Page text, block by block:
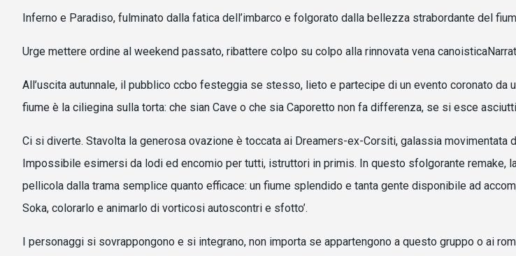
Inferno e Paradiso, fulminato dalla fatica dell’imbarco e folgorato dalla bellezza strabordante del
Urge mettere ordine al weekend passato, ribattere colpo su colpo alla rinnovata vena
All’uscita autunnale, il pubblico ccbo festeggia se stesso, lieto e partecipe di un evento coronato
fiume è la ciliegina sulla torta: che sian Cave o che sia Caporetto non fa differenza, se si esce
Ci si diverte. Stavolta la generosa ovazione è toccata ai Dreamers-ex-Corsiti, galassia movimentata
Impossibile esimersi da lodi ed encomio per tutti, istruttori in primis. In questo sfolgorante remake,
pellicola dalla trama semplice quanto efficace: un fiume splendido e tanta gente disponibile ad
Soka, colorarlo e animarlo di vorticosi autoscontri e sfotto’.
I personaggi si sovrappongono e si integrano, non importa se appartengono a questo gruppo o ai